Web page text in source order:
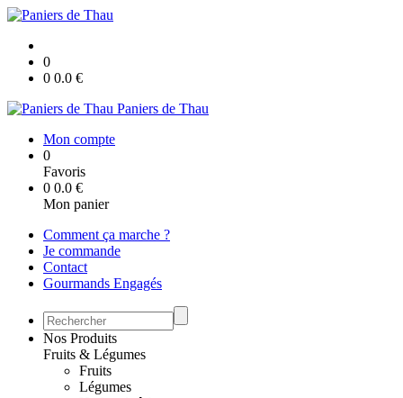
0
0 0.0 €
Paniers de Thau
Mon compte
0
Favoris
0 0.0 €
Mon panier
Comment ça marche ?
Je commande
Contact
Gourmands Engagés
Nos Produits
Fruits & Légumes
Fruits
Légumes